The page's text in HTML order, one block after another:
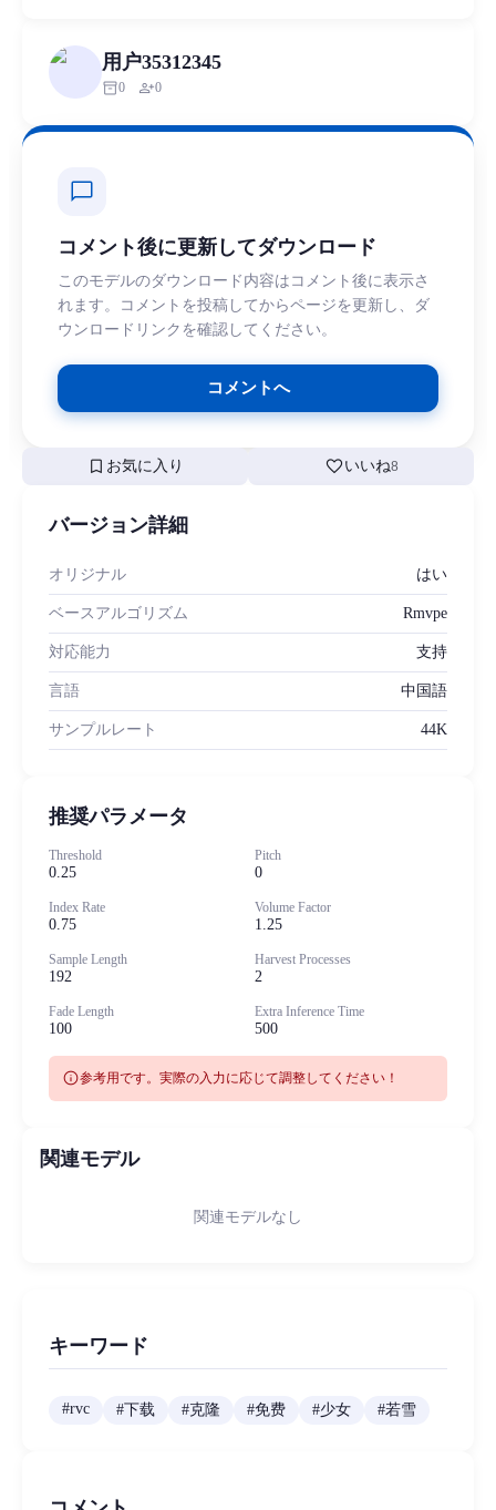
用户35312345
inventory_20 person_add0
chat_bubble
コメント後に更新してダウンロード
このモデルのダウンロード内容はコメント後に表示さ
れます。コメントを投稿してからページを更新し、ダ
ウンロードリンクを確認してください。
コメントへ
bookmark お気に入り favoriteいいね8
バージョン詳細
オリジナル はい
ベースアルゴリズム Rmvpe
対応能力 支持
言語 中国語
サンプルレート 44K
推奨パラメータ
Threshold
0.25
Pitch
0
Index Rate
0.75
Volume Factor
1.25
Sample Length
192
Harvest Processes
2
Fade Length
100
Extra Inference Time
500
info参考用です。実際の入力に応じて調整してください！
関連モデル
関連モデルなし
キーワード
#rvc #下载 #克隆 #免费 #少女 #若雪